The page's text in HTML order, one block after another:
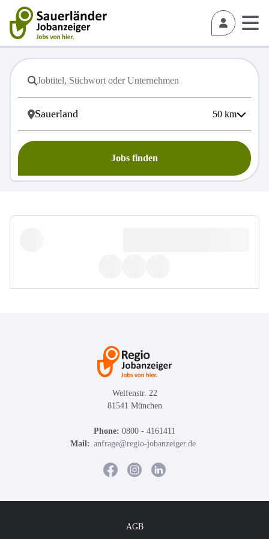
50 km
Jobs finden
Welfenstr. 22
81541 München
Phone: 0800 - 4161411
Mail: anfrage@regio-jobanzeiger.de
AGB